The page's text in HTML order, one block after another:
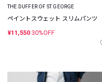
THE DUFFER OF ST.GEORGE
ペイントスウェット スリムパンツ
¥11,550 30%OFF